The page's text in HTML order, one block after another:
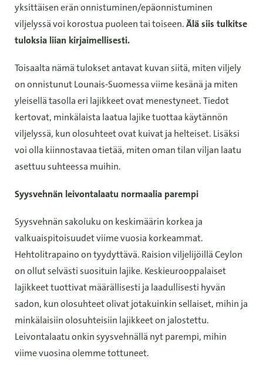
yksittäisen erän onnistuminen/epäonnistuminen
viljelyssä voi korostua puoleen tai toiseen.Älä siis tulkitse
tuloksia liian kirjaimellisesti.
Toisaalta nämä tulokset antavat kuvan siitä, miten viljely
on onnistunut Lounais-Suomessa viime kesänä ja miten
yleisellä tasolla eri lajikkeet ovat menestyneet. Tiedot
kertovat, minkälaista laatua lajike tuottaa käytännön
viljelyssä, kun olosuhteet ovat kuivat ja helteiset. Lisäksi
voi olla kiinnostavaa tietää, miten oman tilan viljan laatu
asettuu suhteessa muihin.
Syysvehnän leivontalaatu normaalia parempi
Syysvehnän sakoluku on keskimäärin korkea ja
valkuaispitoisuudet viime vuosia korkeammat.
Hehtolitrapaino on tyydyttävä. Raision viljelijöillä Ceylon
on ollut selvästi suosituin lajike. Keskieurooppalaiset
lajikkeet tuottivat määrällisesti ja laadullisesti hyvän
sadon, kun olosuhteet olivat jotakuinkin sellaiset, mihin ja
minkälaisiin olosuhteisiin lajikkeet on jalostettu.
Leivontalaatu onkin syysvehnällä nyt parempi, mihin
viime vuosina olemme tottuneet.